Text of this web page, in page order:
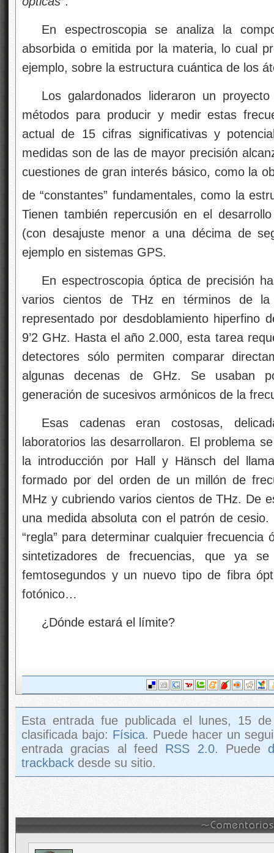
En espectroscopia se analiza la
absorbida o emitida por la materia, lo cual
ejemplo, sobre la estructura cuántica de los
Los galardonados lideraron un
métodos para producir y medir estas
actual de 15 cifras significativas y
medidas son de las de mayor precisión
cuestiones de gran interés básico, como la
de “constantes” fundamentales, como la
Tienen también repercusión en el
(con desajuste menor a una décima de
ejemplo en sistemas GPS.
En espectroscopia óptica de precisión
varios cientos de THz en términos de
representado por desdoblamiento hiperfino
9’2 GHz. Hasta el año 2.000, esta tarea
detectores sólo permiten comparar
algunas decenas de GHz. Se usaban
generación de sucesivos armónicos de la
Esas cadenas eran costosas,
laboratorios las desarrollaron. El problema
la introducción por Hall y Hänsch del
formado por del orden de un millón de
MHz y cubriendo varios cientos de THz. De
una medida absoluta con el patrón de
“regla” para determinar cualquier frecuencia
sintetizadores de frecuencias, que ya
femtosegundos y un nuevo tipo de fibra
fotónico…
¿Dónde estará el límite?
Esta entrada fue publicada el lunes, 15
clasificada bajo: Física. Puede hacer un
entrada gracias al feed RSS 2.0. Puede
trackback desde su sitio.